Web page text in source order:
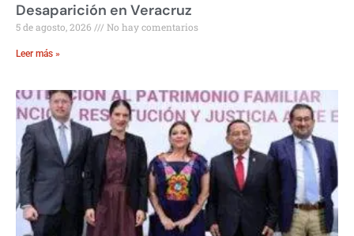
Desaparición en Veracruz
5 de agosto, 2026 No hay comentarios
Leer más »